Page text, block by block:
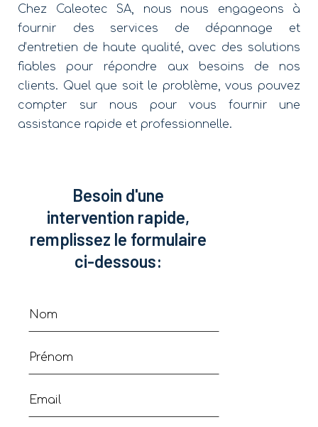
Chez Caleotec SA, nous nous engageons à
fournir des services de dépannage et
d’entretien de haute qualité, avec des solutions
fiables pour répondre aux besoins de nos
clients. Quel que soit le problème, vous pouvez
compter sur nous pour vous fournir une
assistance rapide et professionnelle.
Besoin d'une
intervention rapide,
remplissez le formulaire
ci-dessous: